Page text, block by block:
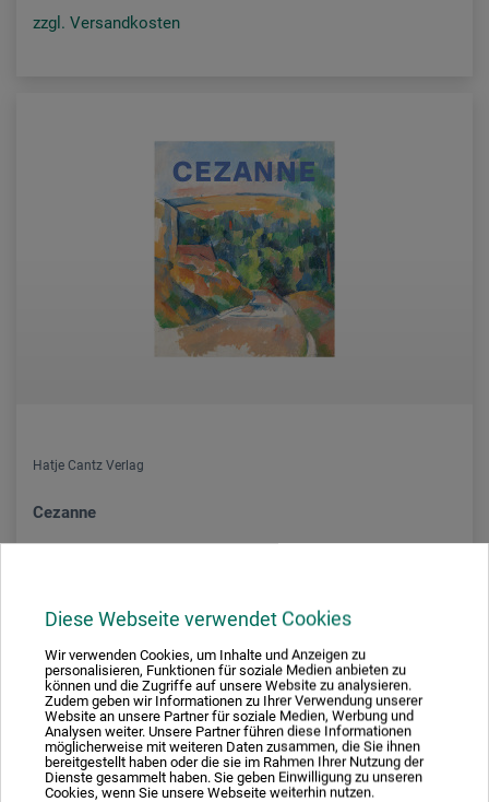
Diese Webseite verwendet Cookies
Wir verwenden Cookies, um Inhalte und Anzeigen zu
personalisieren, Funktionen für soziale Medien anbieten zu
können und die Zugriffe auf unsere Website zu analysieren.
Zudem geben wir Informationen zu Ihrer Verwendung unserer
Website an unsere Partner für soziale Medien, Werbung und
Analysen weiter. Unsere Partner führen diese Informationen
möglicherweise mit weiteren Daten zusammen, die Sie ihnen
bereitgestellt haben oder die sie im Rahmen Ihrer Nutzung der
Dienste gesammelt haben. Sie geben Einwilligung zu unseren
Cookies, wenn Sie unsere Webseite weiterhin nutzen.
zzgl. Versandkosten
Hatje Cantz Verlag
Cezanne
zzgl. Versandkosten